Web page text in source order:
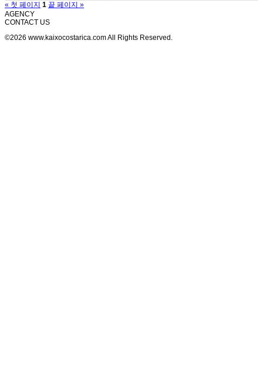
« 첫 페이지 1 끝 페이지 »
AGENCY
CONTACT US
©2026 www.kaixocostarica.com All Rights Reserved.